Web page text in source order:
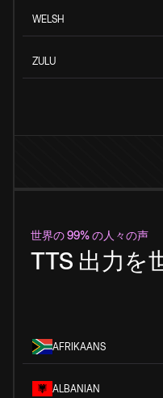
WELSH
ZULU
世界の 99% の人々の声
TTS 出力を
AFRIKAANS
ALBANIAN